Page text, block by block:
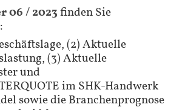
06 / 2023finden Sie
(2) Aktuelle
(3) Aktuelle
und
im SHK-Handwerk
sowie die Branchenprognose